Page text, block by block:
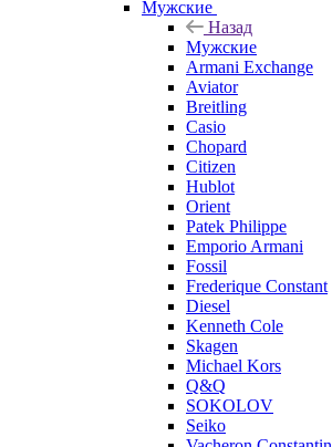
Мужские
Назад
Мужские
Armani Exchange
Aviator
Breitling
Casio
Chopard
Citizen
Hublot
Orient
Patek Philippe
Emporio Armani
Fossil
Frederique Constant
Diesel
Kenneth Cole
Skagen
Michael Kors
Q&Q
SOKOLOV
Seiko